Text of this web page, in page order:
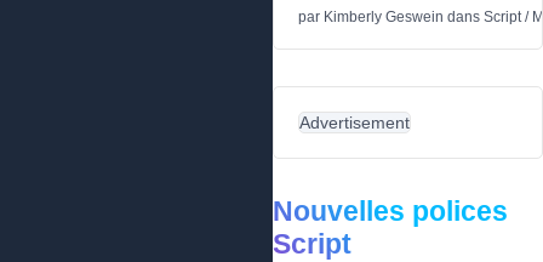
par Kimberly Geswein dans Script/
Advertisement
Nouvelles polices
Script